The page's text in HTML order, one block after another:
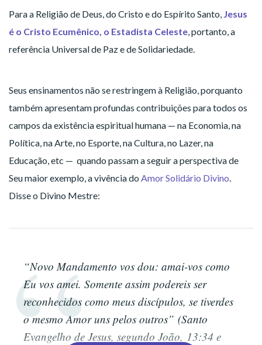
Para a Religião de Deus, do Cristo e do Espírito Santo, Jesus
é o Cristo Ecumênico, o Estadista Celeste, portanto, a
referência Universal de Paz e de Solidariedade.
Seus ensinamentos não se restringem à Religião, porquanto
também apresentam profundas contribuições para todos os
campos da existência espiritual humana — na Economia, na
Política, na Arte, no Esporte, na Cultura, no Lazer, na
Educação, etc — quando passam a seguir a perspectiva de
Seu maior exemplo, a vivência do Amor Solidário Divino.
Disse o Divino Mestre:
“Novo Mandamento vos dou: amai-vos como
Eu vos amei. Somente assim podereis ser
reconhecidos como meus discípulos, se tiverdes
o mesmo Amor uns pelos outros” (Santo
Evangelho de Jesus, segundo João, 13:34 e